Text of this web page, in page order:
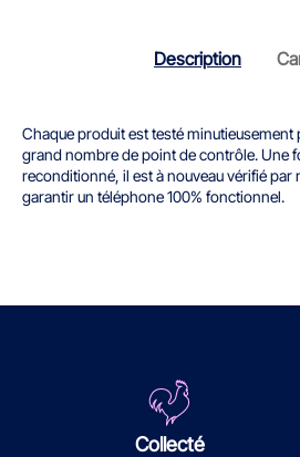
Description
Chaque produit est testé
grand nombre de point de contrôle. Une
reconditionné, il est à nouveau vérifié par
garantir un téléphone 100% fonctionnel.
Collecté